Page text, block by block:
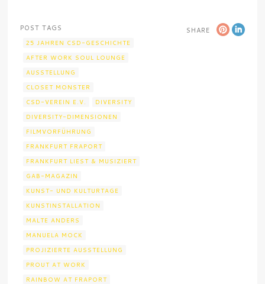
SHARE
POST TAGS
25 JAHREN CSD-GESCHICHTE
AFTER WORK SOUL LOUNGE
AUSSTELLUNG
CLOSET MONSTER
CSD-VEREIN E.V.
DIVERSITY
DIVERSITY-DIMENSIONEN
FILMVORFÜHRUNG
FRANKFURT FRAPORT
FRANKFURT LIEST & MUSIZIERT
GAB-MAGAZIN
KUNST- UND KULTURTAGE
KUNSTINSTALLATION
MALTE ANDERS
MANUELA MOCK
PROJIZIERTE AUSSTELLUNG
PROUT AT WORK
RAINBOW AT FRAPORT